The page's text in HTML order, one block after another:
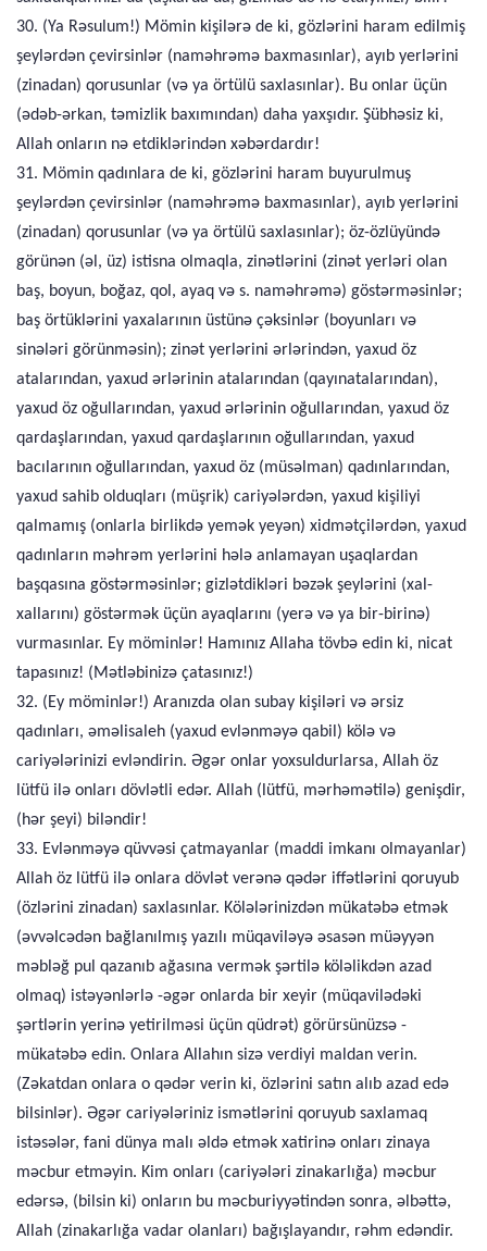
30. (Ya Rəsulum!) Mömin kişilərə de ki, gözlərini haram edilmiş
şeylərdən çevirsinlər (naməhrəmə baxmasınlar), ayıb yerlərini
(zinadan) qorusunlar (və ya örtülü saxlasınlar). Bu onlar üçün
(ədəb-ərkan, təmizlik baxımından) daha yaxşıdır. Şübhəsiz ki,
Allah onların nə etdiklərindən xəbərdardır!
31. Mömin qadınlara de ki, gözlərini haram buyurulmuş
şeylərdən çevirsinlər (naməhrəmə baxmasınlar), ayıb yerlərini
(zinadan) qorusunlar (və ya örtülü saxlasınlar); öz-özlüyündə
görünən (əl, üz) istisna olmaqla, zinətlərini (zinət yerləri olan
baş, boyun, boğaz, qol, ayaq və s. naməhrəmə) göstərməsinlər;
baş örtüklərini yaxalarının üstünə çəksinlər (boyunları və
sinələri görünməsin); zinət yerlərini ərlərindən, yaxud öz
atalarından, yaxud ərlərinin atalarından (qayınatalarından),
yaxud öz oğullarından, yaxud ərlərinin oğullarından, yaxud öz
qardaşlarından, yaxud qardaşlarının oğullarından, yaxud
bacılarının oğullarından, yaxud öz (müsəlman) qadınlarından,
yaxud sahib olduqları (müşrik) cariyələrdən, yaxud kişiliyi
qalmamış (onlarla birlikdə yemək yeyən) xidmətçilərdən, yaxud
qadınların məhrəm yerlərini hələ anlamayan uşaqlardan
başqasına göstərməsinlər; gizlətdikləri bəzək şeylərini (xal-
xallarını) göstərmək üçün ayaqlarını (yerə və ya bir-birinə)
vurmasınlar. Ey möminlər! Hamınız Allaha tövbə edin ki, nicat
tapasınız! (Mətləbinizə çatasınız!)
32. (Ey möminlər!) Aranızda olan subay kişiləri və ərsiz
qadınları, əməlisaleh (yaxud evlənməyə qabil) kölə və
cariyələrinizi evləndirin. Əgər onlar yoxsuldurlarsa, Allah öz
lütfü ilə onları dövlətli edər. Allah (lütfü, mərhəmətilə) genişdir,
(hər şeyi) biləndir!
33. Evlənməyə qüvvəsi çatmayanlar (maddi imkanı olmayanlar)
Allah öz lütfü ilə onlara dövlət verənə qədər iffətlərini qoruyub
(özlərini zinadan) saxlasınlar. Kölələrinizdən mükatəbə etmək
(əvvəlcədən bağlanılmış yazılı müqaviləyə əsasən müəyyən
məbləğ pul qazanıb ağasına vermək şərtilə köləlikdən azad
olmaq) istəyənlərlə -əgər onlarda bir xeyir (müqavilədəki
şərtlərin yerinə yetirilməsi üçün qüdrət) görürsünüzsə -
mükatəbə edin. Onlara Allahın sizə verdiyi maldan verin.
(Zəkatdan onlara o qədər verin ki, özlərini satın alıb azad edə
bilsinlər). Əgər cariyələriniz ismətlərini qoruyub saxlamaq
istəsələr, fani dünya malı əldə etmək xatirinə onları zinaya
məcbur etməyin. Kim onları (cariyələri zinakarlığa) məcbur
edərsə, (bilsin ki) onların bu məcburiyyətindən sonra, əlbəttə,
Allah (zinakarlığa vadar olanları) bağışlayandır, rəhm edəndir.